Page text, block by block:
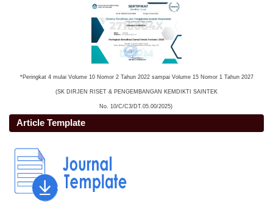
*Peringkat 4 mulai Volume 10 Nomor 2 Tahun 2022 sampai Volume 15 Nomor 1 Tahun 2027
(SK DIRJEN RISET & PENGEMBANGAN KEMDIKTI SAINTEK
No. 10/C/C3/DT.05.00/2025)
Article Template